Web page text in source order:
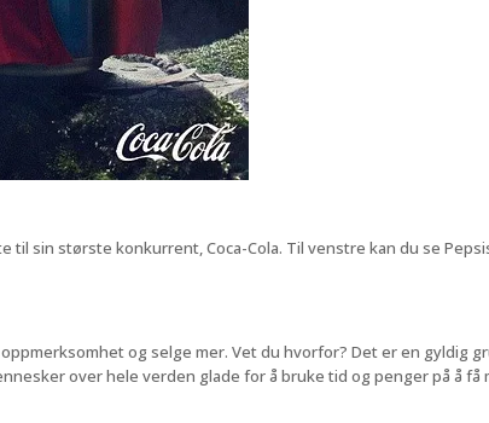
sin største konkurrent, Coca-Cola. Til venstre kan du se
og selge mer. Vet du hvorfor? Det er en gyldig
over hele verden glade for å bruke tid og penger på å få